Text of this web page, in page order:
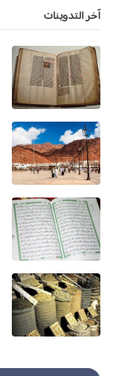
آخر التدوينات